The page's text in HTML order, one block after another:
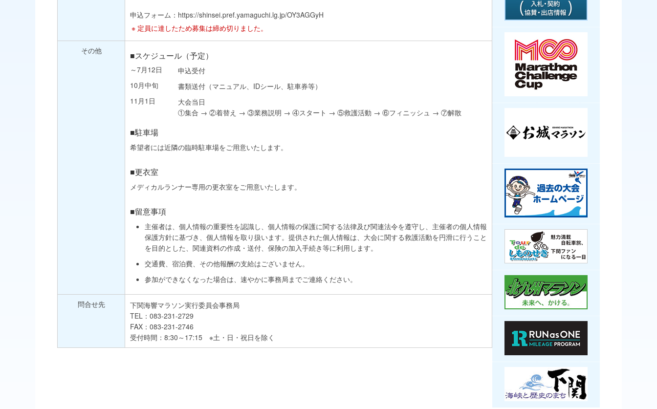
申込フォーム： https://shinsei.pref.yamaguchi.lg.jp/OY3AGGyH
定員に達したため募集は締め切りました。
その他 ■スケジュール（予定）
～7月12日
申込受付
10月中旬
書類送付（マニュアル、IDシール、駐車券等）
11月1日
大会当日
①集合 → ②着替え → ③業務説明 → ④スタート → ⑤救護活動 → ⑥フィニッシュ → ⑦解散
■駐車場
希望者には近隣の臨時駐車場をご用意いたします。
■更衣室
メディカルランナー専用の更衣室をご用意いたします。
■留意事項
主催者は、個人情報の重要性を認識し、個人情報の保護に関する法律及び関連法令を遵守し、主催者の個人情報
保護方針に基づき、個人情報を取り扱います。提供された個人情報は、大会に関する救護活動を円滑に行うこと
を目的とした、関連資料の作成・送付、保険の加入手続き等に利用します。
交通費、宿泊費、その他報酬の支給はございません。
参加ができなくなった場合は、速やかに事務局までご連絡ください。
問合せ先
下関海響マラソン実行委員会事務局
TEL：083-231-2729
FAX：083-231-2746
受付時間：8:30～17:15 ※土・日・祝日を除く